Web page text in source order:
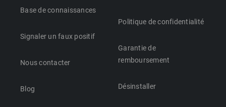
Base de connaissances
Signaler un faux positif
Nous contacter
Blog
Politique de confidentialité
Garantie de
remboursement
Désinstaller